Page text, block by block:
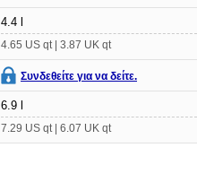
4.4 l
4.65 US qt | 3.87 UK qt
Συνδεθείτε για να δείτε.
6.9 l
7.29 US qt | 6.07 UK qt